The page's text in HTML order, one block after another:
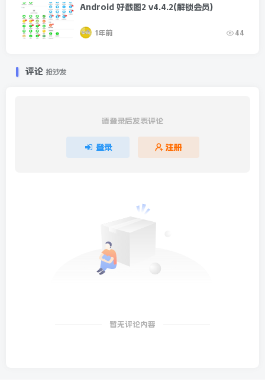
Android 好截图2 v4.4.2(解锁会员)
1年前 44
评论 抢沙发
请登录后发表评论
登录 注册
暂无评论内容